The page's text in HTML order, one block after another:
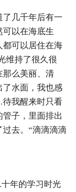
几千年后有一
以在海底生
都可以居住在海
维持了很久很
那么美丽、清
了水面，我也感
我醒来时只看
子，里面排出
去。“滴滴滴滴
年的学习时光